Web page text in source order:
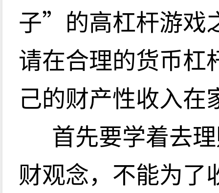
子”的高杠杆游戏
请在合理的货币杠
己的财产性收入在
首先要学着去
财观念，不能为了